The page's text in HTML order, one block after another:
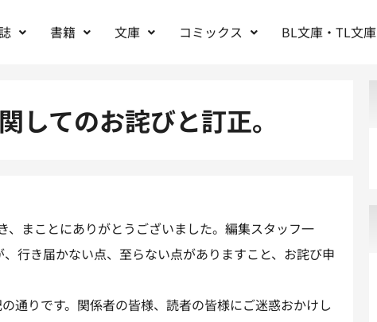
書籍 文庫 コミックス BL文庫・TL文庫
してのお詫びと訂正。
まことにありがとうございました。編集スタッフ一
行き届かない点、至らない点がありますこと、お詫び申
通りです。関係者の皆様、読者の皆様にご迷惑おかけし